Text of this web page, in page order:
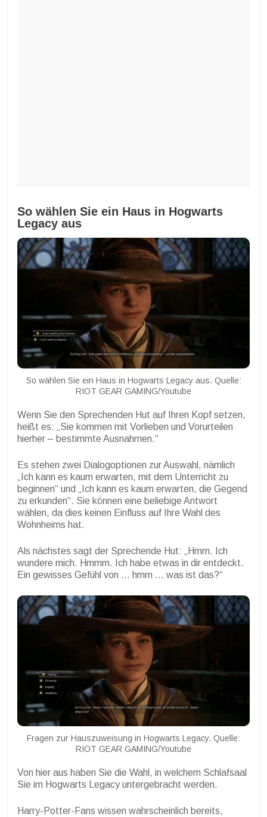
So wählen Sie ein Haus in Hogwarts
Legacy aus
So wählen Sie ein Haus in Hogwarts Legacy aus. Quelle:
RIOT GEAR GAMING/Youtube
Wenn Sie den Sprechenden Hut auf Ihren Kopf setzen,
heißt es: „Sie kommen mit Vorlieben und Vorurteilen
hierher – bestimmte Ausnahmen.“
Es stehen zwei Dialogoptionen zur Auswahl, nämlich
„Ich kann es kaum erwarten, mit dem Unterricht zu
beginnen“ und „Ich kann es kaum erwarten, die Gegend
zu erkunden“. Sie können eine beliebige Antwort
wählen, da dies keinen Einfluss auf Ihre Wahl des
Wohnheims hat.
Als nächstes sagt der Sprechende Hut: „Hmm. Ich
wundere mich. Hmmm. Ich habe etwas in dir entdeckt.
Ein gewisses Gefühl von … hmm … was ist das?“
Fragen zur Hauszuweisung in Hogwarts Legacy. Quelle:
RIOT GEAR GAMING/Youtube
Von hier aus haben Sie die Wahl, in welchem Schlafsaal
Sie im Hogwarts Legacy untergebracht werden.
Harry-Potter-Fans wissen wahrscheinlich bereits,